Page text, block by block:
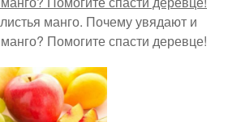
манго. Почему увядают и
Помогите спасти деревце!